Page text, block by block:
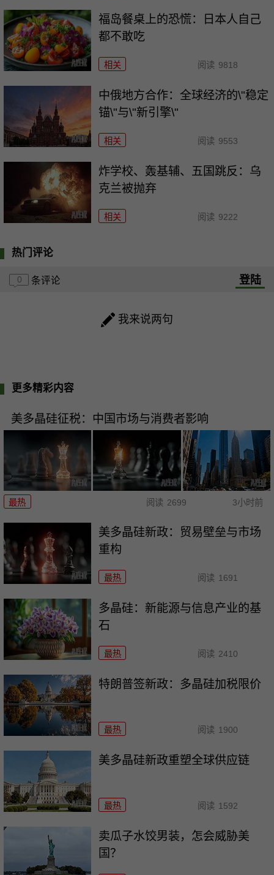
福岛餐桌上的恐慌：日本人自己
都不敢吃
相关 阅读 9818
中俄地方合作：全球经济的\"稳定
锚\"与\"新引擎\"
相关 阅读 9553
炸学校、轰基辅、五国跳反：乌
克兰被抛弃
相关 阅读 9222
热门评论
0 条评论 登陆
我来说两句
更多精彩内容
美多晶硅征税：中国市场与消费者影响
最热 阅读 2699 3小时前
美多晶硅新政：贸易壁垒与市场
重构
最热 阅读 1691
多晶硅：新能源与信息产业的基
石
最热 阅读 2410
特朗普签新政：多晶硅加税限价
最热 阅读 1900
美多晶硅新政重塑全球供应链
最热 阅读 1592
卖瓜子水饺男装，怎会威胁美
国？